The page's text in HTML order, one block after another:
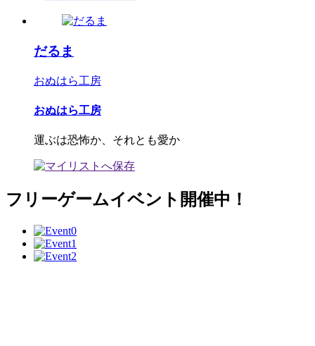
だるま
おぬはら工房
おぬはら工房
運ぶは恐怖か、それとも愛か
フリーゲームイベント開催中！